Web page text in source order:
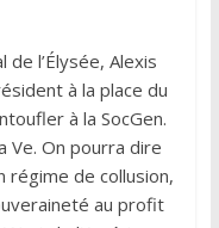
l’Élysée, Alexis
à la place du
à la SocGen.
Ve. On pourra dire
régime de collusion,
au profit